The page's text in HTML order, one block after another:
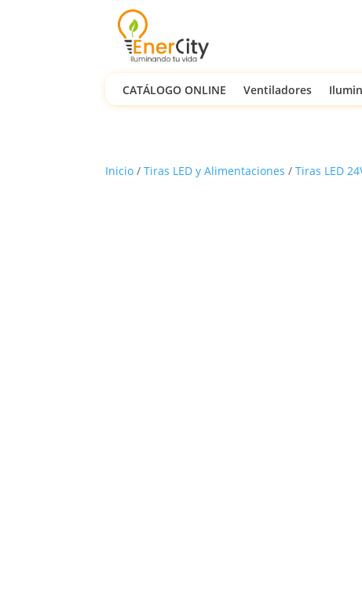
CATÁLOGO ONLINE Ventiladores
Inicio /Tiras LED y Alimentaciones /Tiras LED